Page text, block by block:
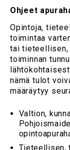
Ohjeet
Opintoja,
toimintaa
tai
toiminnan
nämä tulot
määräytyy
Valtion,
Tieteellisen,